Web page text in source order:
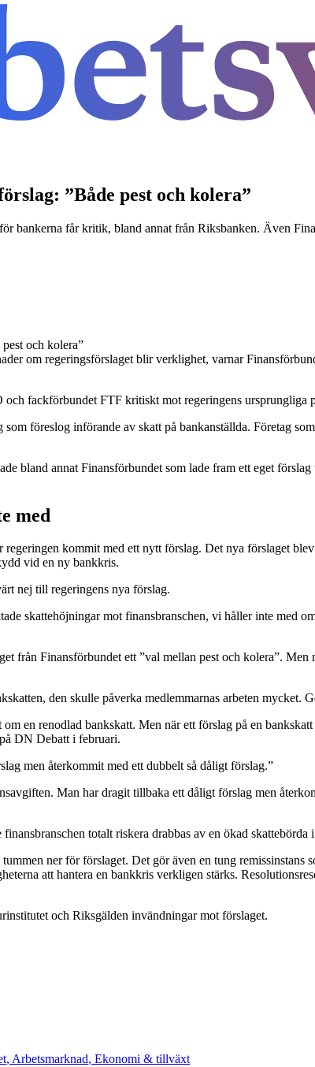
”Både pest och kolera”
bankerna får kritik, bland annat från Riksbanken. Även
om regeringsförslaget blir verklighet, varnar
fackförbundet FTF kritiskt mot regeringens ursprungliga
föreslog införande av skatt på bankanställda. Företag
bland annat Finansförbundet som lade fram ett eget
med
kommit med ett nytt förslag. Det nya förslaget
vid en ny bankkris.
nej till regeringens nya förslag.
skattehöjningar mot finansbranschen, vi håller inte med
från Finansförbundet ett ”val mellan pest och kolera”.
den skulle påverka medlemmarnas arbeten mycket.
en renodlad bankskatt. Men när ett förslag på en
DN Debatt i februari.
men återkommit med ett dubbelt så dåligt förslag.”
Man har dragit tillbaka ett dåligt förslag men
totalt riskera drabbas av en ökad
ner för förslaget. Det gör även en tung
att hantera en bankkris verkligen stärks.
och Riksgälden invändningar mot förslaget.
, Arbetsmarknad, Ekonomi & tillväxt